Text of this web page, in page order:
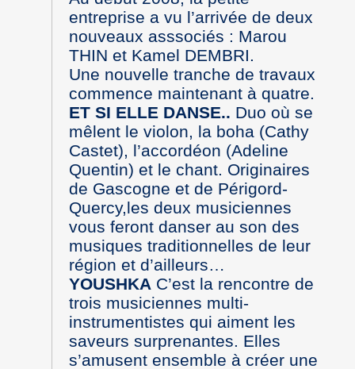
entreprise a vu l’arrivée de deux
nouveaux asssociés : Marou
THIN et Kamel DEMBRI.
Une nouvelle tranche de travaux
commence maintenant à quatre.
ET SI ELLE DANSE.. Duo où se
mêlent le violon, la boha (Cathy
Castet), l’accordéon (Adeline
Quentin) et le chant. Originaires
de Gascogne et de Périgord-
Quercy,les deux musiciennes
vous feront danser au son des
musiques traditionnelles de leur
région et d’ailleurs…
YOUSHKA C’est la rencontre de
trois musiciennes multi-
instrumentistes qui aiment les
saveurs surprenantes. Elles
s’amusent ensemble à créer une